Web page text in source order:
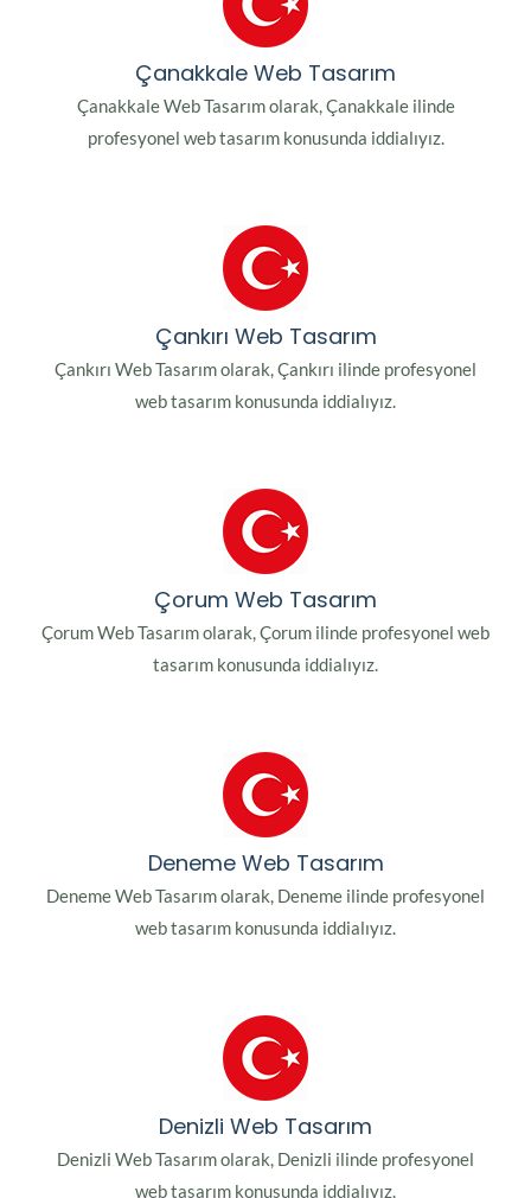
Çanakkale Web Tasarım
Çanakkale Web Tasarım olarak, Çanakkale ilinde
profesyonel web tasarım konusunda iddialıyız.
Çankırı Web Tasarım
Çankırı Web Tasarım olarak, Çankırı ilinde profesyonel
web tasarım konusunda iddialıyız.
Çorum Web Tasarım
Çorum Web Tasarım olarak, Çorum ilinde profesyonel web
tasarım konusunda iddialıyız.
Deneme Web Tasarım
Deneme Web Tasarım olarak, Deneme ilinde profesyonel
web tasarım konusunda iddialıyız.
Denizli Web Tasarım
Denizli Web Tasarım olarak, Denizli ilinde profesyonel
web tasarım konusunda iddialıyız.